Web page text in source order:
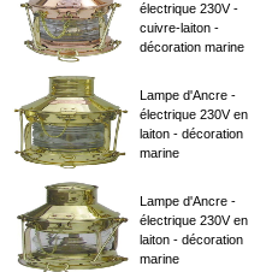
électrique 230V -
cuivre-laiton -
décoration marine
Lampe d'Ancre -
électrique 230V en
laiton - décoration
marine
Lampe d'Ancre -
électrique 230V en
laiton - décoration
marine